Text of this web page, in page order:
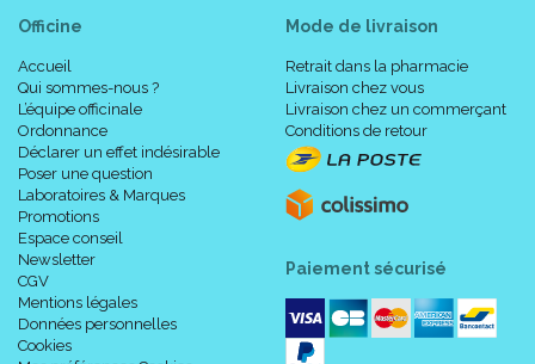
Officine
Accueil
Qui sommes-nous ?
L’équipe officinale
Ordonnance
Déclarer un effet indésirable
Poser une question
Laboratoires & Marques
Promotions
Espace conseil
Newsletter
CGV
Mentions légales
Données personnelles
Cookies
Mode de livraison
Retrait dans la pharmacie
Livraison chez vous
Livraison chez un commerçant
Conditions de retour
Paiement sécurisé